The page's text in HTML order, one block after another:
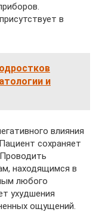
в
и
влияния
сохраняет
находящимся в
любого
ухудшения
ощущений.